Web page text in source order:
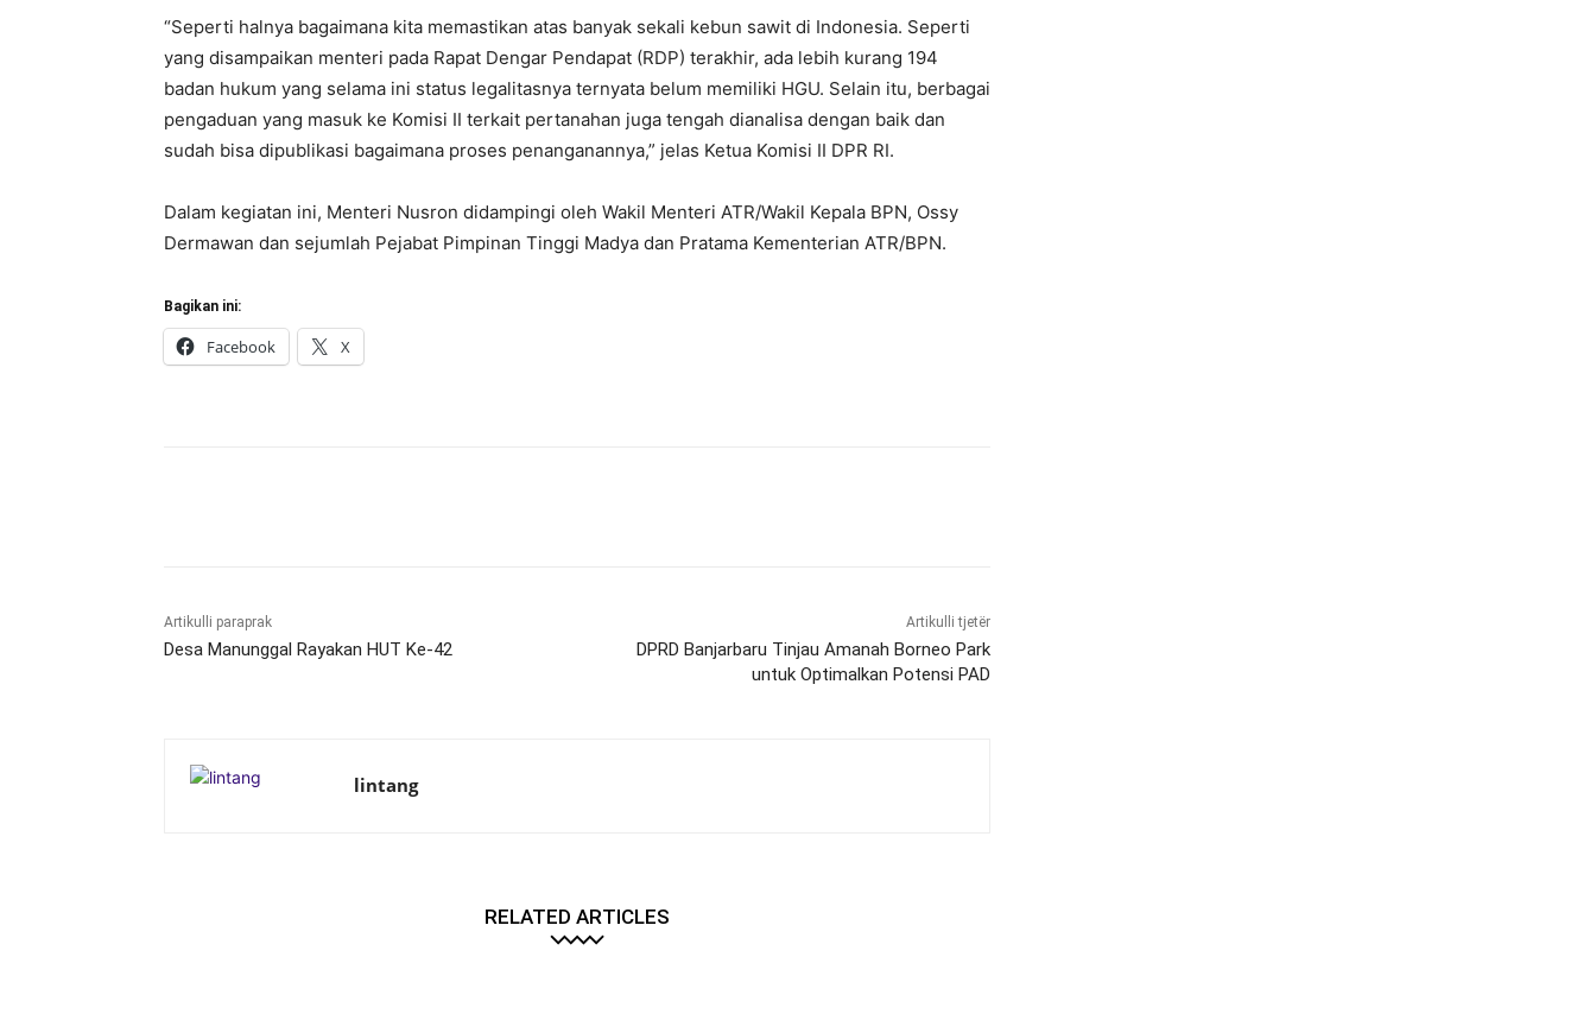
“Seperti halnya bagaimana kita memastikan atas banyak sekali kebun sawit di Indonesia. Seperti
yang disampaikan menteri pada Rapat Dengar Pendapat (RDP) terakhir, ada lebih kurang 194
badan hukum yang selama ini status legalitasnya ternyata belum memiliki HGU. Selain itu, berbagai
pengaduan yang masuk ke Komisi II terkait pertanahan juga tengah dianalisa dengan baik dan
sudah bisa dipublikasi bagaimana proses penanganannya,” jelas Ketua Komisi II DPR RI.
Dalam kegiatan ini, Menteri Nusron didampingi oleh Wakil Menteri ATR/Wakil Kepala BPN, Ossy
Dermawan dan sejumlah Pejabat Pimpinan Tinggi Madya dan Pratama Kementerian ATR/BPN.
Bagikan ini:
Facebook X
Artikulli paraprak
Desa Manunggal Rayakan HUT Ke-42
Artikulli tjetër
DPRD Banjarbaru Tinjau Amanah Borneo Park
untuk Optimalkan Potensi PAD
lintang
RELATED ARTICLES